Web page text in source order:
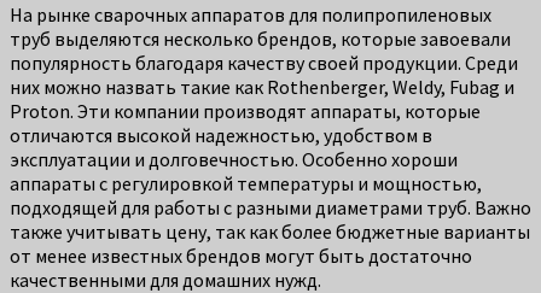
На рынке сварочных аппаратов для полипропиленовых
труб выделяются несколько брендов, которые завоевали
популярность благодаря качеству своей продукции. Среди
них можно назвать такие как Rothenberger, Weldy, Fubag и
Proton. Эти компании производят аппараты, которые
отличаются высокой надежностью, удобством в
эксплуатации и долговечностью. Особенно хороши
аппараты с регулировкой температуры и мощностью,
подходящей для работы с разными диаметрами труб. Важно
также учитывать цену, так как более бюджетные варианты
от менее известных брендов могут быть достаточно
качественными для домашних нужд.